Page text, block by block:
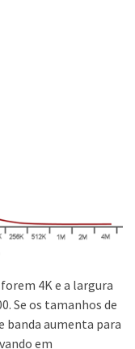
4K e a largura
Se os tamanhos de
banda aumenta para
em